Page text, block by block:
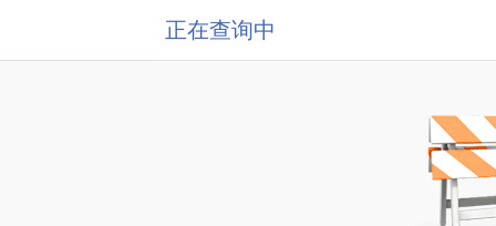
正在查询中